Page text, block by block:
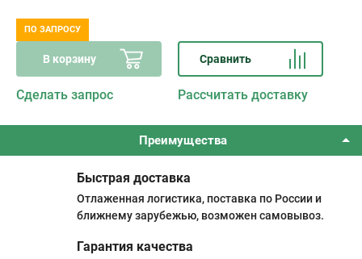
ПО ЗАПРОСУ
В корзину Сравнить
Сделать запрос Рассчитать доставку
Преимущества
Быстрая доставка
Отлаженная логистика, поставка по России и
ближнему зарубежью, возможен самовывоз.
Гарантия качества